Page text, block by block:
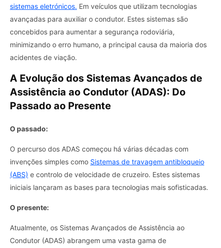
sistemas eletrónicos. Em veículos que utilizam tecnologias
avançadas para auxiliar o condutor. Estes sistemas são
concebidos para aumentar a segurança rodoviária,
minimizando o erro humano, a principal causa da maioria dos
acidentes de viação.
A Evolução dos Sistemas Avançados de
Assistência ao Condutor (ADAS): Do
Passado ao Presente
O passado:
O percurso dos ADAS começou há várias décadas com
invenções simples como Sistemas de travagem antibloqueio
(ABS) e controlo de velocidade de cruzeiro. Estes sistemas
iniciais lançaram as bases para tecnologias mais sofisticadas.
O presente:
Atualmente, os Sistemas Avançados de Assistência ao
Condutor (ADAS) abrangem uma vasta gama de